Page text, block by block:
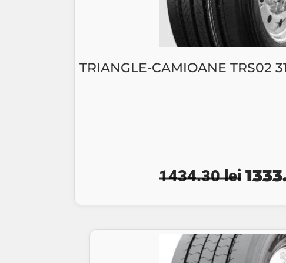
TRIANGLE-CAMIOANE TRS02
1434.30lei
inițial
a
fost: